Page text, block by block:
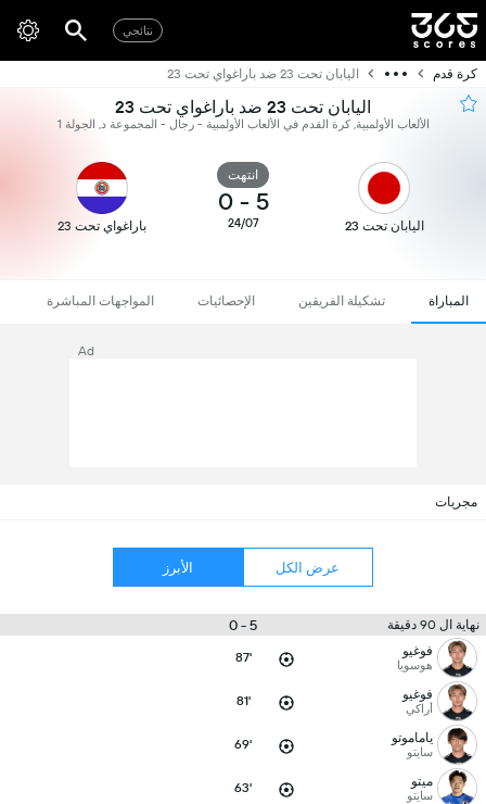
نتائجي
كرة قدم اليابان تحت 23 ضد باراغواي تحت 23
اليابان تحت 23 ضد باراغواي تحت 23
الألعاب الأولمبية, كرة القدم في الألعاب الأولمبية - رجال - المجموعة د, الجولة 1
اليابان تحت 23
انتهت
5
-
0
24/07 باراغواي تحت 23
المباراة تشكيلة الفريقين الإحصائيات المواجهات المباشرة
Ad
مجريات
عرض الكل الأبرز
نهاية ال 90 دقيقة 5 - 0
فوغيو
هوسويا 87'
فوغيو
أراكي 81'
ياماموتو
سايتو 69'
ميتو
سايتو 63'